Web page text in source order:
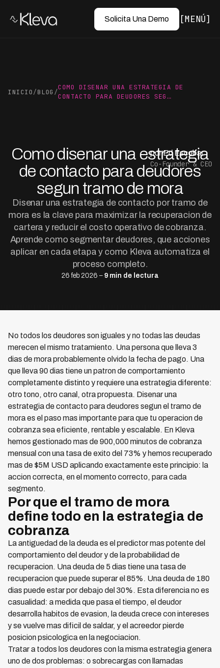
Solicita Una Demo MENÚ
INICIO/BLOG /
COMO DISENAR UNA ESTRATEGIA DE
CONTACTO PARA DEUDORES SEG…
Como disenar una estrategia
de contacto para deudores
segun tramo de mora
Disenar una estrategia de contacto por tramo de
mora es la clave para maximizar la recuperacion de
cartera y reducir el costo operativo de cobranza.
Aprende como segmentar deudores, que acciones
aplicar en cada etapa y como Kleva automatiza el
proceso completo.
26 feb 2026 – 9 min de lectura
por Ed Escobar
Co-Founder & CEO
No todos los deudores son iguales y no todas las deudas
merecen el mismo tratamiento. Una persona que lleva 3
dias de mora probablemente olvido la fecha de pago. Una
que lleva 90 dias tiene un patron de comportamiento
completamente distinto y requiere una estrategia diferente:
otro tono, otro canal, otra propuesta. Disenar una
estrategia de contacto para deudores segun el tramo de
mora es el paso mas importante para que tu operacion de
cobranza sea eficiente, rentable y escalable. En Kleva
hemos gestionado mas de 900,000 minutos de cobranza
mensual con una tasa de exito del 73% y hemos recuperado
mas de $5M USD aplicando exactamente este principio: la
accion correcta, en el momento correcto, para cada
segmento.
Por que el tramo de mora
define todo en la estrategia de
cobranza
La antiguedad de la deuda es el predictor mas potente del
comportamiento del deudor y de la probabilidad de
recuperacion. Una deuda de 5 dias tiene una tasa de
recuperacion que puede superar el 85%. Una deuda de 180
dias puede estar por debajo del 30%. Esta diferencia no es
casualidad: a medida que pasa el tiempo, el deudor
desarrolla habitos de evasion, la deuda crece con intereses
y se vuelve mas dificil de saldar, y el acreedor pierde
posicion psicologica en la negociacion.
Tratar a todos los deudores con la misma estrategia genera
uno de dos problemas: o sobrecargas con llamadas